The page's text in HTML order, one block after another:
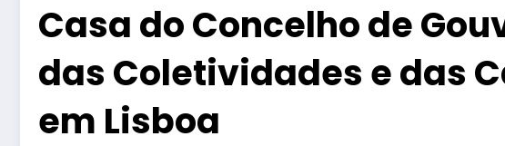
Casa do Concelho de
das Coletividades e das
em Lisboa